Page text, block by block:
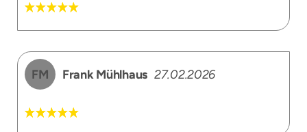
FM Frank Mühlhaus 27.02.2026